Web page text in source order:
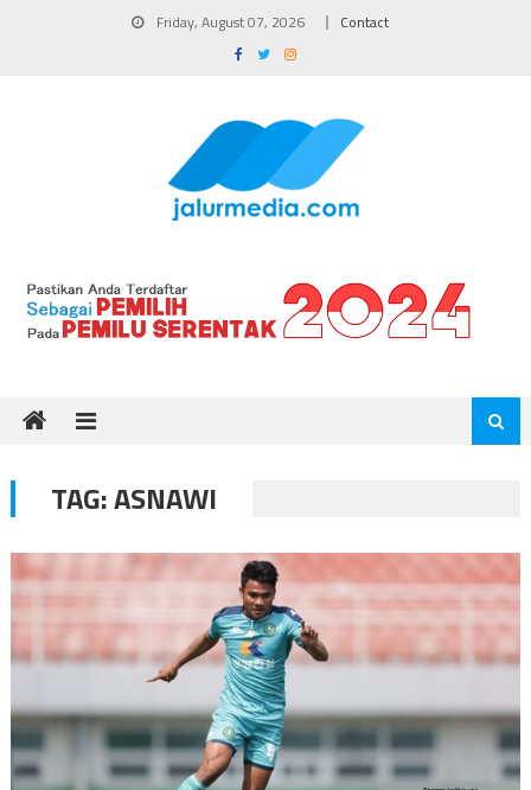
Friday, August 07, 2026 Contact
TAG:ASNAWI